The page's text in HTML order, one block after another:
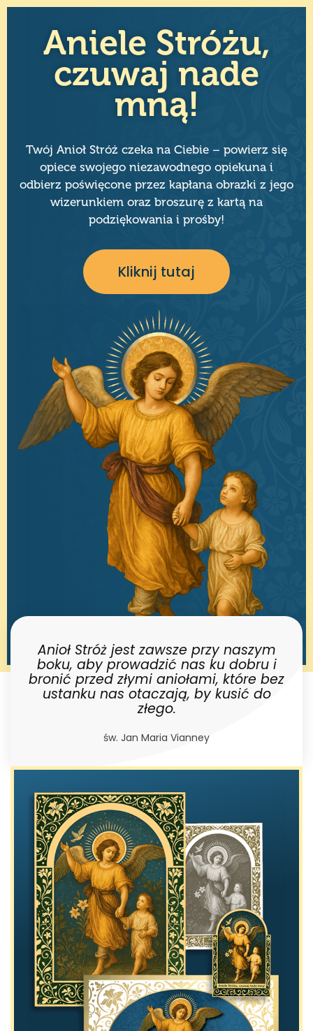
Aniele Stróżu,
czuwaj nade
mną!
Twój Anioł Stróż czeka na Ciebie – powierz się
opiece swojego niezawodnego opiekuna i
odbierz poświęcone przez kapłana obrazki z jego
wizerunkiem oraz broszurę z kartą na
podziękowania i prośby!
Kliknij tutaj
Anioł Stróż jest zawsze przy naszym
boku, aby prowadzić nas ku dobru i
bronić przed złymi aniołami, które bez
ustanku nas otaczają, by kusić do
złego.
św. Jan Maria Vianney